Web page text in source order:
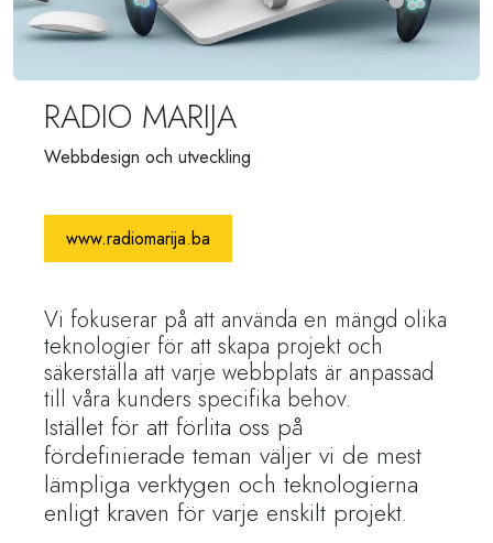
RADIO MARIJA
Webbdesign och utveckling
www.radiomarija.ba
Vi fokuserar på att använda en mängd olika
teknologier för att skapa projekt och
säkerställa att varje webbplats är anpassad
till våra kunders specifika behov.
Istället för att förlita oss på
fördefinierade teman väljer vi de mest
lämpliga verktygen och teknologierna
enligt kraven för varje enskilt projekt.